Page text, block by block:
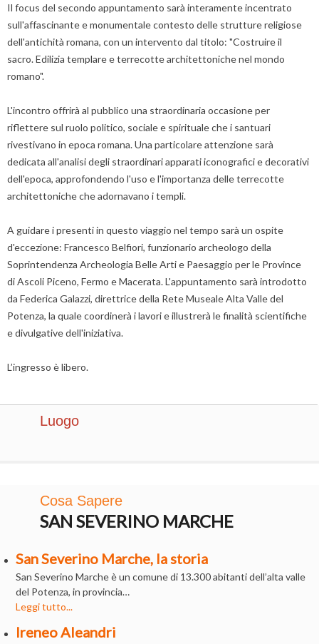
Il focus del secondo appuntamento sarà interamente incentrato
sull'affascinante e monumentale contesto delle strutture religiose
dell'antichità romana, con un intervento dal titolo: "Costruire il
sacro. Edilizia templare e terrecotte architettoniche nel mondo
romano".
L'incontro offrirà al pubblico una straordinaria occasione per
riflettere sul ruolo politico, sociale e spirituale che i santuari
rivestivano in epoca romana. Una particolare attenzione sarà
dedicata all'analisi degli straordinari apparati iconografici e decorativi
dell'epoca, approfondendo l'uso e l'importanza delle terrecotte
architettoniche che adornavano i templi.
A guidare i presenti in questo viaggio nel tempo sarà un ospite
d'eccezione: Francesco Belfiori, funzionario archeologo della
Soprintendenza Archeologia Belle Arti e Paesaggio per le Province
di Ascoli Piceno, Fermo e Macerata. L'appuntamento sarà introdotto
da Federica Galazzi, direttrice della Rete Museale Alta Valle del
Potenza, la quale coordinerà i lavori e illustrerà le finalità scientifiche
e divulgative dell'iniziativa.
L’ingresso è libero.
Luogo
Cosa Sapere
SAN SEVERINO MARCHE
San Severino Marche, la storia
San Severino Marche è un comune di 13.300 abitanti dell’alta valle
del Potenza, in provincia…
Leggi tutto...
Ireneo Aleandri